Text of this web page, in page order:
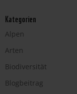
Kategorien
Alpen
Arten
Biodiversität
Blogbeitrag